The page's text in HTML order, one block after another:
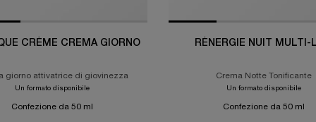
CRÈME CREMA GIORNO
giorno attivatrice di giovinezza
Un formato disponibile
Confezione da 50 ml
RÉNERGIE NUIT MULTI-
Crema Notte Tonificante
Un formato disponibile
Confezione da 50 ml